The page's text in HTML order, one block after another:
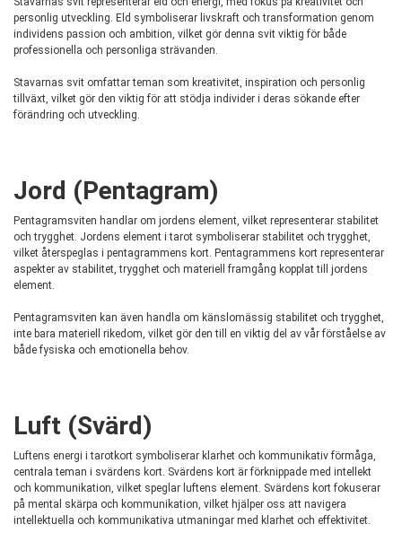
personlig utveckling. Eld symboliserar livskraft och transformation genom
individens passion och ambition, vilket gör denna svit viktig för både
professionella och personliga strävanden.
Stavarnas svit omfattar teman som kreativitet, inspiration och personlig
tillväxt, vilket gör den viktig för att stödja individer i deras sökande efter
förändring och utveckling.
Jord (Pentagram)
Pentagramsviten handlar om jordens element, vilket representerar stabilitet
och trygghet. Jordens element i tarot symboliserar stabilitet och trygghet,
vilket återspeglas i pentagrammens kort. Pentagrammens kort representerar
aspekter av stabilitet, trygghet och materiell framgång kopplat till jordens
element.
Pentagramsviten kan även handla om känslomässig stabilitet och trygghet,
inte bara materiell rikedom, vilket gör den till en viktig del av vår förståelse av
både fysiska och emotionella behov.
Luft (Svärd)
Luftens energi i tarotkort symboliserar klarhet och kommunikativ förmåga,
centrala teman i svärdens kort. Svärdens kort är förknippade med intellekt
och kommunikation, vilket speglar luftens element. Svärdens kort fokuserar
på mental skärpa och kommunikation, vilket hjälper oss att navigera
intellektuella och kommunikativa utmaningar med klarhet och effektivitet.